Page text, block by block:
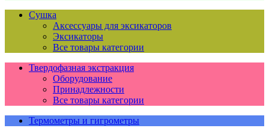
Сушка
Аксессуары для эксикаторов
Эксикаторы
Все товары категории
Твердофазная экстракция
Оборудование
Принадлежности
Все товары категории
Термометры и гигрометры